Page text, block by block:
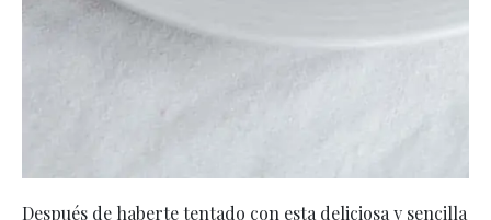
Después de haberte tentado con esta deliciosa y sencilla